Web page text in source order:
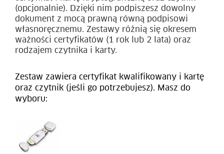
(opcjonalnie). Dzięki nim podpiszesz dowolny
dokument z mocą prawną równą podpisowi
własnoręcznemu. Zestawy różnią się okresem
ważności certyfikatów (1 rok lub 2 lata) oraz
rodzajem czytnika i karty.
Zestaw zawiera certyfikat kwalifikowany i kartę
oraz czytnik (jeśli go potrzebujesz). Masz do
wyboru: